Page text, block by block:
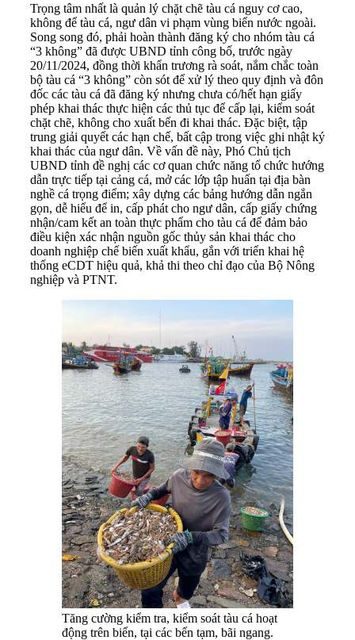
Trọng tâm nhất là quản lý chặt chẽ tàu cá nguy cơ cao,
không để tàu cá, ngư dân vi phạm vùng biển nước ngoài.
Song song đó, phải hoàn thành đăng ký cho nhóm tàu cá
“3 không” đã được UBND tỉnh công bố, trước ngày
20/11/2024, đồng thời khẩn trương rà soát, nắm chắc toàn
bộ tàu cá “3 không” còn sót để xử lý theo quy định và đôn
đốc các tàu cá đã đăng ký nhưng chưa có/hết hạn giấy
phép khai thác thực hiện các thủ tục để cấp lại, kiểm soát
chặt chẽ, không cho xuất bến đi khai thác. Đặc biệt, tập
trung giải quyết các hạn chế, bất cập trong việc ghi nhật ký
khai thác của ngư dân. Về vấn đề này, Phó Chủ tịch
UBND tỉnh đề nghị các cơ quan chức năng tổ chức hướng
dẫn trực tiếp tại cảng cá, mở các lớp tập huấn tại địa bàn
nghề cá trọng điểm; xây dựng các bảng hướng dẫn ngắn
gọn, dễ hiểu để in, cấp phát cho ngư dân, cấp giấy chứng
nhận/cam kết an toàn thực phẩm cho tàu cá để đảm bảo
điều kiện xác nhận nguồn gốc thủy sản khai thác cho
doanh nghiệp chế biến xuất khẩu, gắn với triển khai hệ
thống eCDT hiệu quả, khả thi theo chỉ đạo của Bộ Nông
nghiệp và PTNT.
Tăng cường kiểm tra, kiểm soát tàu cá hoạt
động trên biển, tại các bến tạm, bãi ngang.